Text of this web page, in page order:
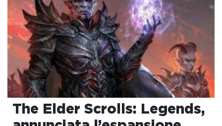
The Elder Scrolls: Legends,